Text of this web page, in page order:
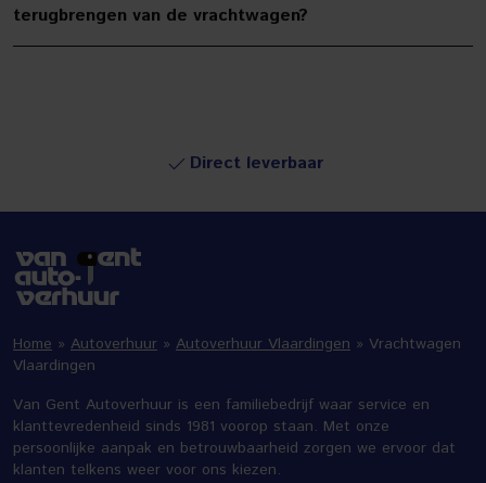
terugbrengen van de vrachtwagen?
Direct leverbaar
Home » Autoverhuur » Autoverhuur Vlaardingen » Vrachtwagen
Vlaardingen
Van Gent Autoverhuur is een familiebedrijf waar service en
klanttevredenheid sinds 1981 voorop staan. Met onze
persoonlijke aanpak en betrouwbaarheid zorgen we ervoor dat
klanten telkens weer voor ons kiezen.